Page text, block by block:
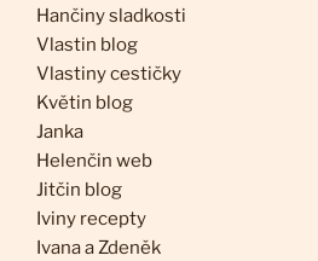
Hančiny sladkosti
Vlastin blog
Vlastiny cestičky
Květin blog
Janka
Helenčin web
Jitčin blog
Iviny recepty
Ivana a Zdeněk